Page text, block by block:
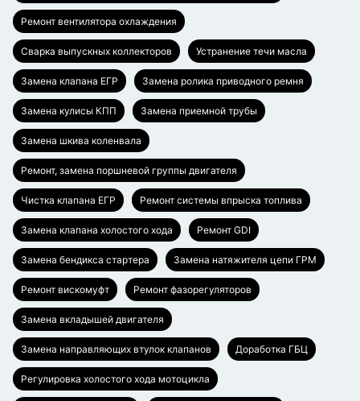
Ремонт вентилятора охлаждения
Сварка выпускных коллекторов Устранение течи масла
Замена клапана ЕГР Замена ролика приводного ремня
Замена кулисы КПП Замена приемной трубы
Замена шкива коленвала
Ремонт, замена поршневой группы двигателя
Чистка клапана ЕГР Ремонт системы впрыска топлива
Замена клапана холостого хода Ремонт GDI
Замена бендикса стартера Замена натяжителя цепи ГРМ
Ремонт вискомуфт Ремонт фазорегуляторов
Замена вкладышей двигателя
Замена направляющих втулок клапанов Доработка ГБЦ
Регулировка холостого хода мотоцикла